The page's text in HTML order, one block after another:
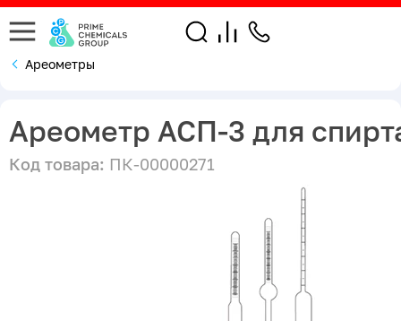
Ареометры
Ареометр АСП-3 для
Код товара: ПК-00000271